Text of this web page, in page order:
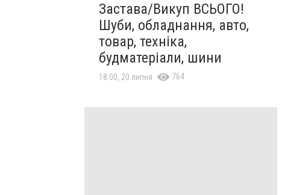
Застава/Викуп ВСЬОГО!
Шуби, обладнання, авто,
товар, техніка,
будматеріали, шини
18:00, 20 липня 764